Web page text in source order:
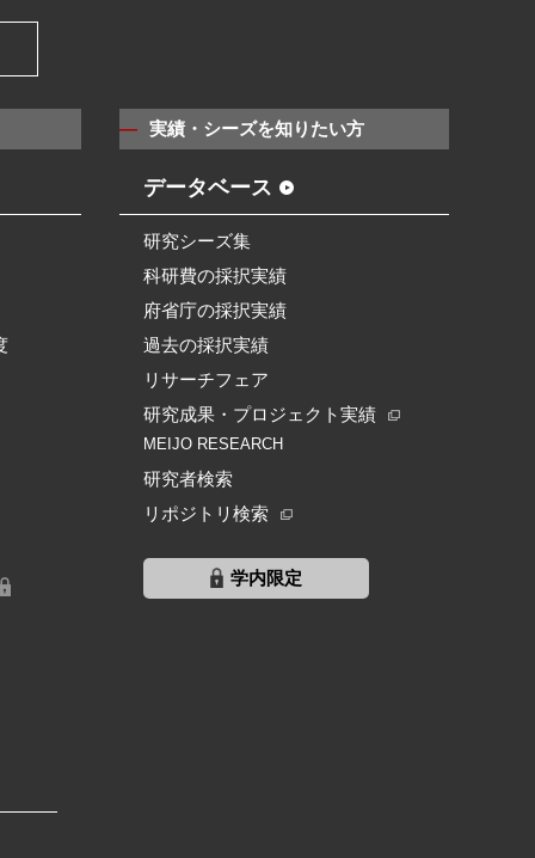
実績・シーズを知りたい方
データベース
研究シーズ集
科研費の採択実績
府省庁の採択実績
過去の採択実績
リサーチフェア
研究成果・プロジェクト実績
MEIJO RESEARCH
研究者検索
リポジトリ検索
学内限定